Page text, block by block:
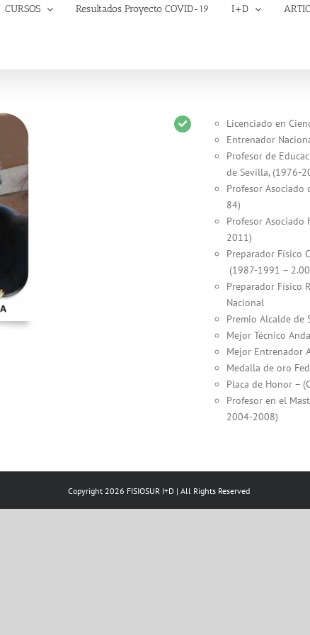
CURSOS Resultados Proyecto COVID-19 I+D
Licenciado en
Entrenador
Profesor de
de Sevilla, (1976-
Profesor Asociado
84)
Profesor Asociado
2011)
Preparador Físico
(1987-1991 –
Preparador Físico
Nacional
Premio Alcalde de
Mejor Técnico
Mejor Entrenador
Medalla de oro
Placa de Honor –
Profesor en el
2004-2008)
Copyright 2026 FISIOSUR I+D | All Rights Reserved